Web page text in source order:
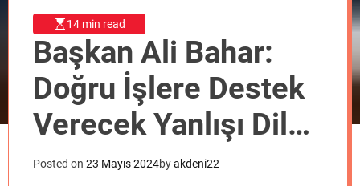
14 min read
Başkan Ali Bahar:
Doğru İşlere Destek
Verecek Yanlışı Dile
Getireceğiz
Posted on 23 Mayıs 2024byakdeni22